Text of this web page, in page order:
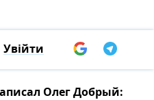
Увійти
Олег Добрый: